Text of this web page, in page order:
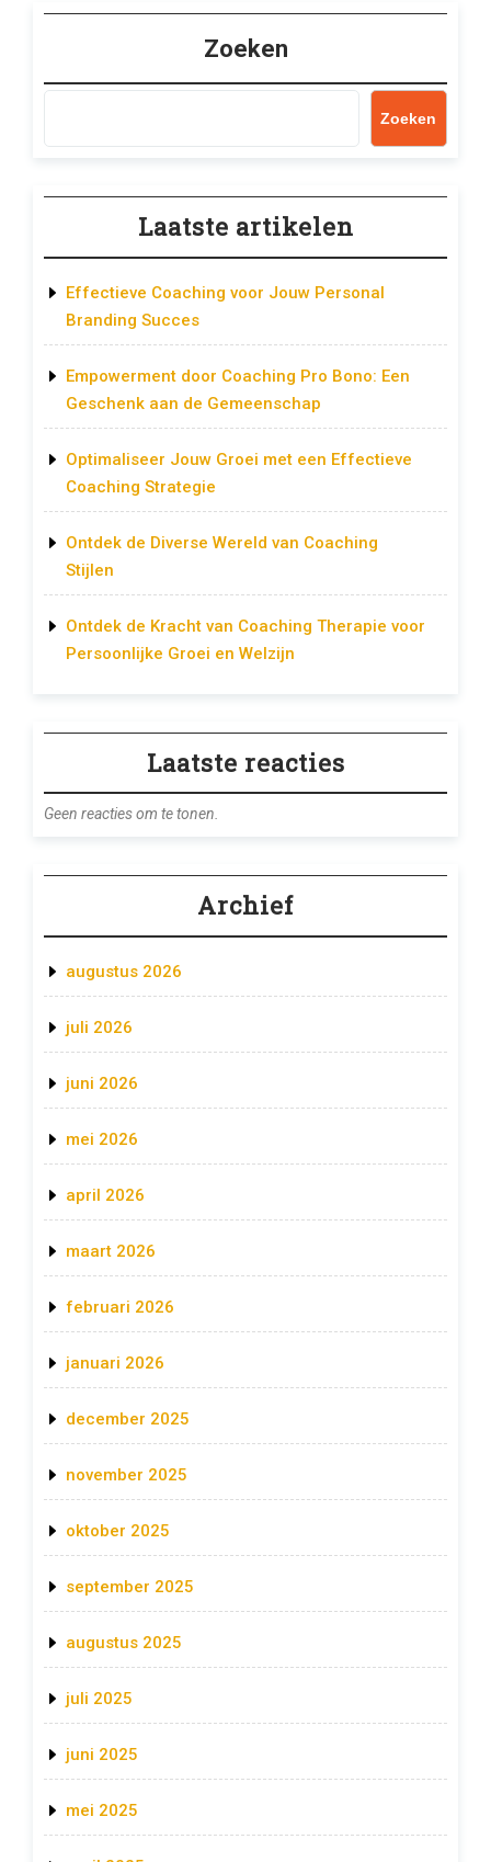
Zoeken
Zoeken
Laatste artikelen
Effectieve Coaching voor Jouw Personal
Branding Succes
Empowerment door Coaching Pro Bono: Een
Geschenk aan de Gemeenschap
Optimaliseer Jouw Groei met een Effectieve
Coaching Strategie
Ontdek de Diverse Wereld van Coaching
Stijlen
Ontdek de Kracht van Coaching Therapie voor
Persoonlijke Groei en Welzijn
Laatste reacties
Geen reacties om te tonen.
Archief
augustus 2026
juli 2026
juni 2026
mei 2026
april 2026
maart 2026
februari 2026
januari 2026
december 2025
november 2025
oktober 2025
september 2025
augustus 2025
juli 2025
juni 2025
mei 2025